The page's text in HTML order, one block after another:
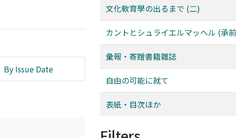
By Issue Date
文化敎育學の出るまで (二)
カントとシュライエルマッヘル (承
彙報・寄贈書籍雜誌
自由の可能に就て
表紙・目次ほか